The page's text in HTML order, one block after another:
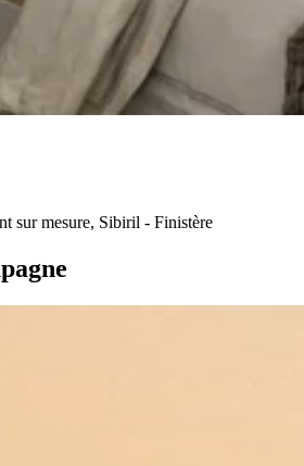
sur mesure, Sibiril - Finistère